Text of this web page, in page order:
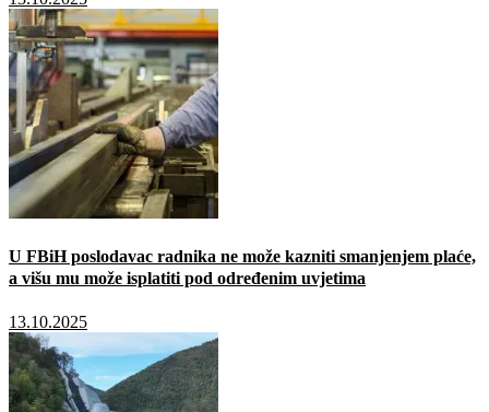
U FBiH poslodavac radnika ne može kazniti smanjenjem plaće,
a višu mu može isplatiti pod određenim uvjetima
13.10.2025